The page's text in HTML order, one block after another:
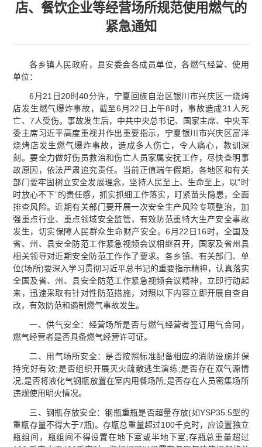
店、餐饮企业等经营场所规范使用燃气的
紧急通知
各乡镇人民政府，县安委会各成员单位，各燃气经营、使用
单位：
6月21日20时40分许，宁夏回族自治区银川市兴庆区一烧烤
店发生燃气爆炸事故，截至6月22日上午8时，事故造成31人死
亡、7人受伤。事故发生后，中共中央总书记、国家主席、中央军
委主席习近平高度重视并作出重要指示，宁夏银川市兴庆区富洋
烧烤店发生燃气爆炸事故，造成多人伤亡，令人痛心，教训深
刻。要全力做好伤员救治和伤亡人员家属安抚工作，尽快查明事
故原因，依法严肃追究责任。当前正值端午假期，各地区和有关
部门要牢固树立安全发展理念，坚持人民至上、生命至上，以“时
时放心不下”的责任感，抓实抓细工作落实，盯紧苗头隐患，全面
排查风险。近期有关部门要开展一次安全生产风险专项整治，加
强重点行业、重点领域安全监管，有效防范重特大生产安全事故
发生，切实保障人民群众生命财产安全。6月22日16时，全国及
省、州、县安全防范工作紧急视频会议相继召开，国家及省州县
相关领导对近期安全防范工作作了要求。各乡镇、有关部门、单
位(场所)要深入学习贯彻习近平总书记的重要指示精神，认真落实
全国及省、州、县安全防范工作紧急视频会议精神，立即行动起
来，迅速采取有针对性防范措施，对照以下内容立即开展自查自
改，有效防范和遏制燃气事故发生。
一、供气安全：经营场所是否与燃气经营者签订用气合同，
燃气经营者是否具备燃气经营许可证。
二、用气场所安全：是否按照标准配备相应的消防设施并保
持完好有效;是否组织开展灭火疏散逃生演练;是否存在双气源情
况;是否将液化气钢瓶放置在室内用餐场所;是否存在人员密集场所
违规使用明火情况。
三、钢瓶存放安全：钢瓶重瓶是否超量存放(如YSP35.5型的
重瓶存量不得大于7瓶)。存瓶总重量超过100千克时，应设置独立
瓶组间，瓶组间不得设置在地下室或半地下室;存瓶总重量超过